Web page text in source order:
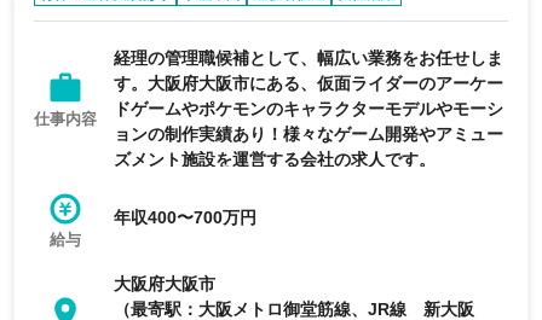
完全週休2日制
仕事内容
経理の管理職候補として、幅広い業務をお任せしま
す。大阪府大阪市にある、仮面ライダーのアーケー
ドゲームやポケモンのキャラクターモデルやモーシ
ョンの制作実績あり！様々なゲーム開発やアミュー
ズメント施設を運営する会社の求人です。
給与
年収400〜700万円
大阪府大阪市
（最寄駅：大阪メトロ御堂筋線、JR線 新大阪